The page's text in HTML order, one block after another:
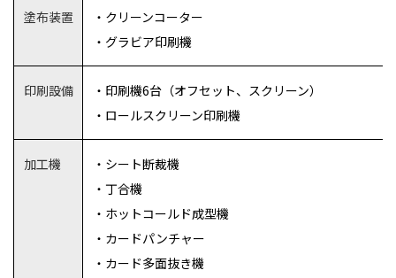
塗布装置
・クリーンコーター
・グラビア印刷機
印刷設備
・印刷機6台（オフセット、スクリーン）
・ロールスクリーン印刷機
加工機
・シート断裁機
・丁合機
・ホットコールド成型機
・カードパンチャー
・カード多面抜き機